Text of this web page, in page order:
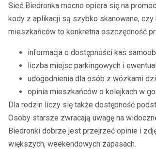
Sieć Biedronka mocno opiera się na
kody z aplikacji są szybko skanowane,
mieszkańców to konkretna oszczędność
informacja o dostępności kas
liczba miejsc parkingowych i
udogodnienia dla osób z wózkami
opinia mieszkańców o kolejkach w
Dla rodzin liczy się także dostępność
Osoby starsze zwracają uwagę na
Biedronki dobrze jest przejrzeć opinie i
większych, weekendowych zapasach.